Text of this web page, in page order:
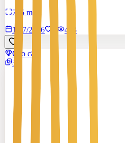
795 m²
17/7/2026
418
Cao cấp
3